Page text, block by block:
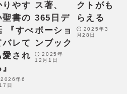
りやす
聖書の
『すべ
バレて
愛され
2026年6
日
ス著、
365日デ
ボーショ
ンブック
2025年
12月1日
クトがも
らえる
2025年3
月28日